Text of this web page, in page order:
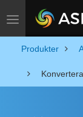
Toggle navigation
Produkter